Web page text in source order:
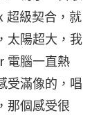
超級契合，就
太陽超大，我
電腦一直熱
受滿像的，唱
那個感受很